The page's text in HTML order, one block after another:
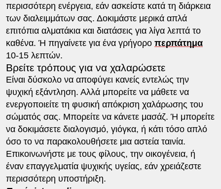
περισσότερη ενέργεια, εάν ασκείστε κατά τη διάρκεια
των διαλειμμάτων σας. Δοκιμάστε μερικά απλά
επιτόπια αλματάκια και διατάσεις για λίγα λεπτά το
καθένα. Ή πηγαίνετε για ένα γρήγορο περπάτημα
10-15 λεπτών.
Βρείτε τρόπους για να χαλαρώσετε
Είναι δύσκολο να αποφύγει κανείς εντελώς την
ψυχική εξάντληση. Αλλά μπορείτε να μάθετε να
ενεργοποιείτε τη φυσική απόκριση χαλάρωσης του
σώματός σας. Μπορείτε να κάνετε μασάζ. Ή μπορείτε
να δοκιμάσετε διαλογισμό, γιόγκα, ή κάτι τόσο απλό
όσο το να παρακολουθήσετε μια αστεία ταινία.
Επικοινωνήστε με τους φίλους, την οικογένεια, ή
έναν επαγγελματία ψυχικής υγείας, εάν χρειάζεστε
περισσότερη υποστήριξη.